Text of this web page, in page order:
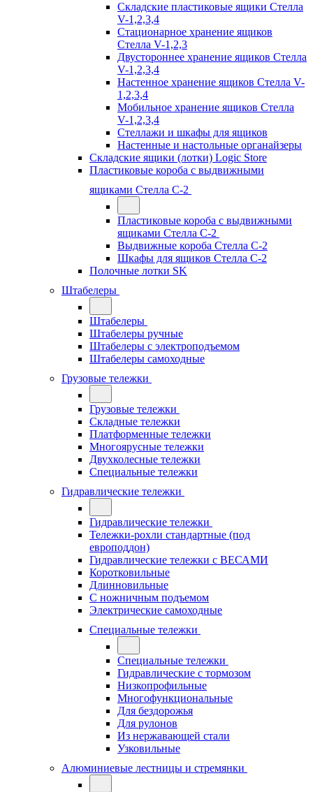
Складские пластиковые ящики Стелла
V-1,2,3,4
Стационарное хранение ящиков
Стелла V-1,2,3
Двустороннее хранение ящиков Стелла
V-1,2,3,4
Настенное хранение ящиков Стелла V-
1,2,3,4
Мобильное хранение ящиков Стелла
V-1,2,3,4
Стеллажи и шкафы для ящиков
Настенные и настольные органайзеры
Складские ящики (лотки) Logiс Store
Пластиковые короба с выдвижными
ящиками Стелла С-2
Пластиковые короба с выдвижными
ящиками Стелла С-2
Выдвижные короба Стелла С-2
Шкафы для ящиков Стелла С-2
Полочные лотки SK
Штабелеры
Штабелеры
Штабелеры ручные
Штабелеры с электроподъемом
Штабелеры самоходные
Грузовые тележки
Грузовые тележки
Складные тележки
Платформенные тележки
Многоярусные тележки
Двухколесные тележки
Специальные тележки
Гидравлические тележки
Гидравлические тележки
Тележки-рохли стандартные (под
европоддон)
Гидравлические тележки с ВЕСАМИ
Коротковильные
Длинновильные
С ножничным подъемом
Электрические самоходные
Специальные тележки
Специальные тележки
Гидравлические с тормозом
Низкопрофильные
Многофункциональные
Для бездорожья
Для рулонов
Из нержавающей стали
Узковильные
Алюминиевые лестницы и стремянки